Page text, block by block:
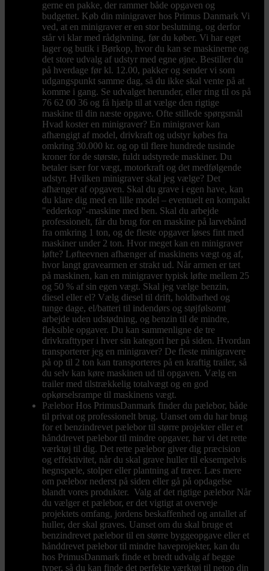
gerne en pakke, der rammer både opgaven og
budgettet. Køb din minigraver hos Primus Danmark Vi
ved, at en minigraver er en stor beslutning, og derfor
står vi klar med rådgivning, før du køber. Vi har eget
lager og butik i Børkop, hvor du kan se maskinerne og
det store udvalg af udstyr med egne øjne. Bestiller du
på hverdage før kl. 12.00, pakker og sender vi som
udgangspunkt samme dag, så du ikke skal vente på at
komme i gang. Se udvalget herunder, eller ring til os på
76 62 00 36 og få hjælp til at vælge den rigtige
maskine til din næste opgave. Ofte stillede spørgsmål
Hvad koster en minigraver? En minigraver kan
afhængigt af model, drivkraft og udstyr købes fra
omkring 30.000 kr. og op til flere hundrede tusinde
kroner for de største, fuldt udstyrede maskiner. Du
betaler især for vægt, motorkraft og det medfølgende
udstyr. Hvilken minigraver skal jeg vælge? Det
afhænger af opgaven. Skal du grave i egen have, kan
du klare dig med en lille model – eventuelt en kompakt
"edderkop"-maskine med ben. Skal du arbejde
professionelt, får du brug for en maskine på larvebånd
fra omkring 1 ton, og de fleste opgaver løses fint med
maskiner under 2 ton. Hvor meget kan en minigraver
løfte? Løfteevnen afhænger af maskinens vægt og af,
hvor langt gravearmen er strakt ud. Når armen er tæt
på maskinen, kan en minigraver typisk løfte mellem 25
og 50 % af sin egen vægt. Skal jeg vælge benzin,
diesel eller el? Vælg diesel til drift, holdbarhed og
tunge dage, el/batteri til indendørs og støjfølsomt
arbejde uden udstødning, og benzin til de mindre,
fleksible opgaver. Du kan sammenligne de tre
drivkrafttyper i hver sin kategori her på siden. Hvordan
transporterer jeg en minigraver? De fleste minigravere
på op til 2 ton kan transporteres på en kraftig trailer, så
du selv kan køre maskinen ud til opgaven. Vælg en
trailer med tilstrækkelig totalvægt og en god
opkørselsrampe til maskinens vægt.
Pælebor Hos PrimusDanmark finder du pælebor, både
til privat og professionelt brug. Uanset om du har brug
for et benzindrevet pælebor til større projekter eller et
hånddrevet pælebor til mindre opgaver, har vi det rette
værktøj til dig. Det rette pælebor giver dig præcision
og effektivitet, når du skal grave huller til eksempelvis
hegnspæle, stolper eller plantning af træer. Læs mere
om pælebor nederst på siden eller gå på opdagelse
blandt vores produkter. Valg af det rigtige pælebor Når
du vælger et pælebor, er det vigtigt at overveje
projektets omfang, jordens beskaffenhed og antallet af
huller, der skal graves. Uanset om du skal bruge et
benzindrevet pælebor til en større byggeopgave eller et
hånddrevet pælebor til mindre haveprojekter, kan du
hos PrimusDanmark finde et bredt udvalg af begge
typer, så du kan finde det perfekte værktøj til netop din